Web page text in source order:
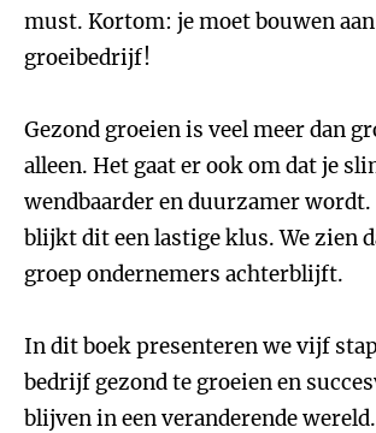
must. Kortom: je moet bouwen
groeibedrijf!
Gezond groeien is veel meer dan
alleen. Het gaat er ook om dat je
wendbaarder en duurzamer
blijkt dit een lastige klus. We zien
groep ondernemers achterblijft.
In dit boek presenteren we vijf
bedrijf gezond te groeien en
blijven in een veranderende